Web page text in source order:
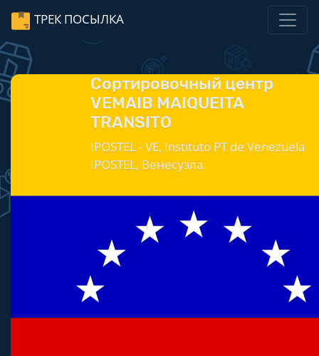
ТРЕК ПОСЫЛКА
Сортировочный центр
VEMAIB MAIQUEITA
TRANSITO
IPOSTEL - VE, Instituto PT de Venezuela
IPOSTEL, Венесуэла.